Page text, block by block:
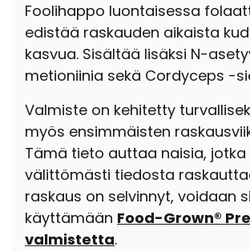
Foolihappo luontaisessa
edistää raskauden aikaista
kasvua. Sisältää lisäksi N-
metioniinia sekä Cordyceps -
Valmiste on kehitetty
myös ensimmäisten
Tämä tieto auttaa naisia, jotka
välittömästi tiedosta
raskaus on selvinnyt, voidaan
käyttämään Food-Grown®
valmistetta.